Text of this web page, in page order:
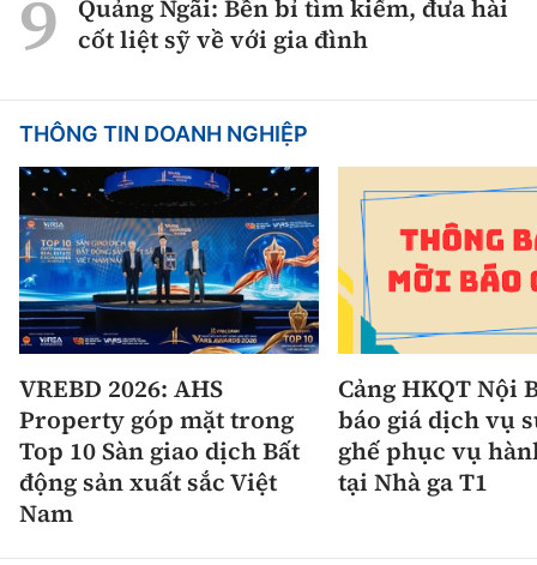
Quảng Ngãi: Bền bỉ tìm kiếm, đưa hài
cốt liệt sỹ về với gia đình
THÔNG TIN DOANH NGHIỆP
VREBD 2026: AHS
Property góp mặt trong
Top 10 Sàn giao dịch Bất
động sản xuất sắc Việt
Nam
Cảng HKQT Nội
báo giá dịch vụ
ghế phục vụ
tại Nhà ga T1